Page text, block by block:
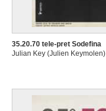
35.20.70 tele-pret Sodefina
Julian Key (Julien Keymolen)